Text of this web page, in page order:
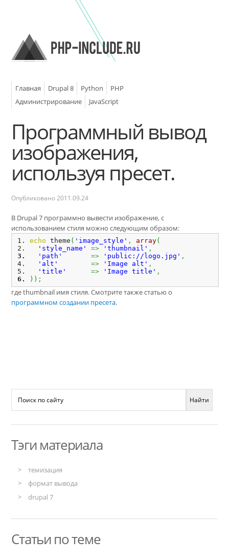
Главная Drupal 8 Python
PHP
Администрирование
JavaScript
Программный вывод
изображения,
используя пресет.
Опубликовано 2011.09.24
В Drupal 7 программно вывести изображение, с
использованием стиля можно следующим образом:
echo theme ( 'image_style' , array(
'style_name'
=> 'thumbnail' ,
'path'
=> 'public://logo.jpg' ,
'alt'
=> 'Image alt' ,
'title'
=> 'Image title' ,
) ) ;
где thumbnail имя стиля. Смотрите также статью о
программном создании пресета.
Тэги материала
темизация
формат вывода
drupal 7
Статьи по теме